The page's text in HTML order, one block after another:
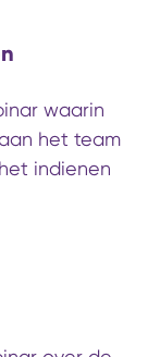
waarin
het team
indienen